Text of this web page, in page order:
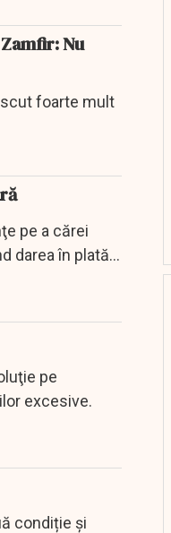
Nu
foarte mult
pe a cărei
darea în plată
pe
excesive.
condiție și